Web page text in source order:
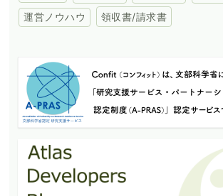
運営ノウハウ 領収書/請求書